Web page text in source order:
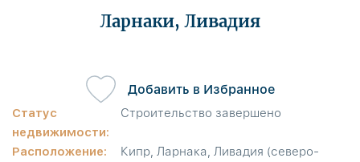
Ларнаки, Ливадия
Статус
недвижимости:
Строительство завершено
Расположение:
Кипр, Ларнака, Ливадия (северо-
Добавить в Избранное